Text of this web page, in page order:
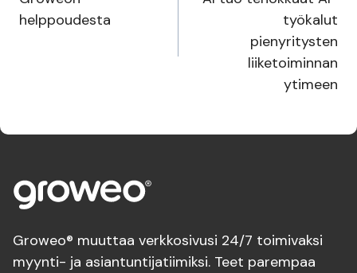
helppoudesta
työkalut
pienyritysten
liiketoiminnan
ytimeen
Groweo® muuttaa verkkosivusi 24/7 toimivaksi
myynti- ja asiantuntijatiimiksi. Teet parempaa